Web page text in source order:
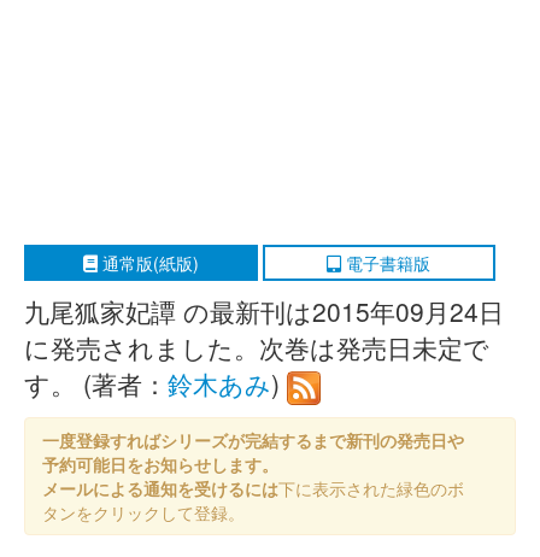
通常版(紙版) 電子書籍版
九尾狐家妃譚 の最新刊は2015年09月24日
に発売されました。次巻は発売日未定で
す。 (著者： 鈴木あみ)
一度登録すればシリーズが完結するまで新刊の発売日や
予約可能日をお知らせします。
メールによる通知を受けるには下に表示された緑色のボ
タンをクリックして登録。